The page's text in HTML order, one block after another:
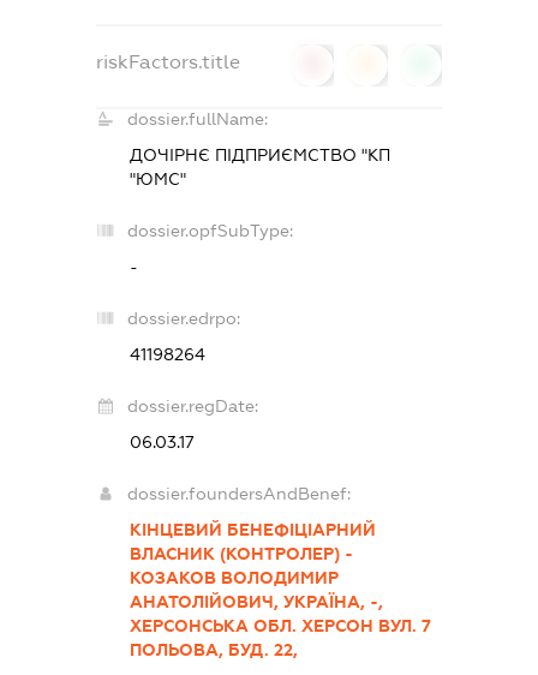
riskFactors.title
dossier.fullName:
ДОЧІРНЄ ПІДПРИЄМСТВО "КП
"ЮМС"
dossier.opfSubType:
-
dossier.edrpo:
41198264
dossier.regDate:
06.03.17
dossier.foundersAndBenef:
КІНЦЕВИЙ БЕНЕФІЦІАРНИЙ
ВЛАСНИК (КОНТРОЛЕР) -
КОЗАКОВ ВОЛОДИМИР
АНАТОЛІЙОВИЧ, УКРАЇНА, -,
ХЕРСОНСЬКА ОБЛ. ХЕРСОН ВУЛ. 7
ПОЛЬОВА, БУД. 22,